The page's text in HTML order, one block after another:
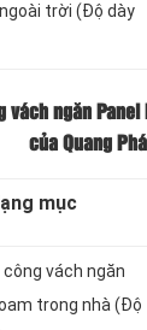
ngoài trời (Độ dày
ngăn Panel
của Quang Phát
mục
vách ngăn
trong nhà (Độ